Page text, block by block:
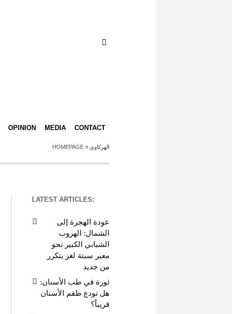
OPINION MEDIA CONTACT
HOMEPAGE » الهركاوي
LATEST ARTICLES:
عودة الهجرة إلى
الشمال: الهروب
الشبابي الكبير نحو
معبر سبتة لغز يتكرر
من جديد
ثورة في طب الأسنان:
هل نودع طقم الأسنان
قريباً؟